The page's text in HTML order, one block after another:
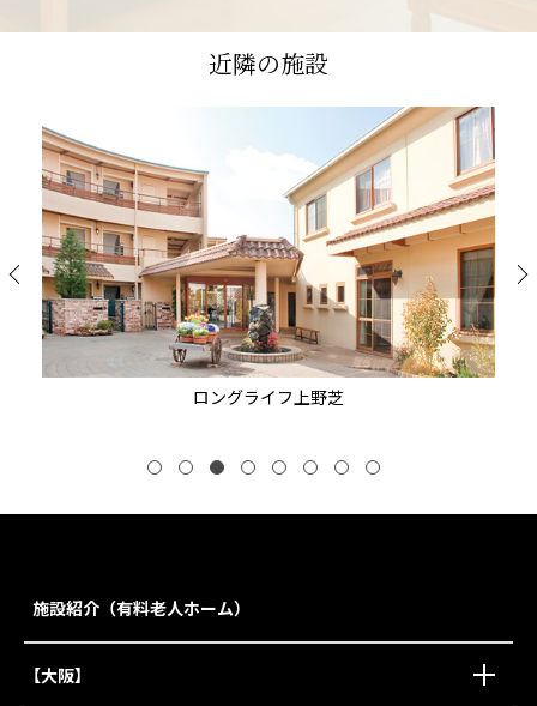
近隣の施設
ロングライフ上野芝
施設紹介（有料老人ホーム）
【大阪】